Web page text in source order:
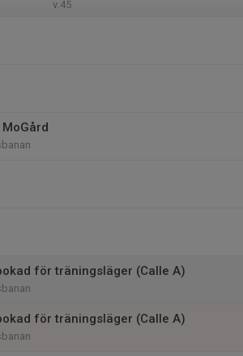
v.45
för träningsläger (Calle A)
för träningsläger (Calle A)